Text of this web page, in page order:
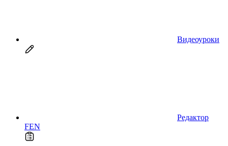
Видеоуроки
Редактор
FEN